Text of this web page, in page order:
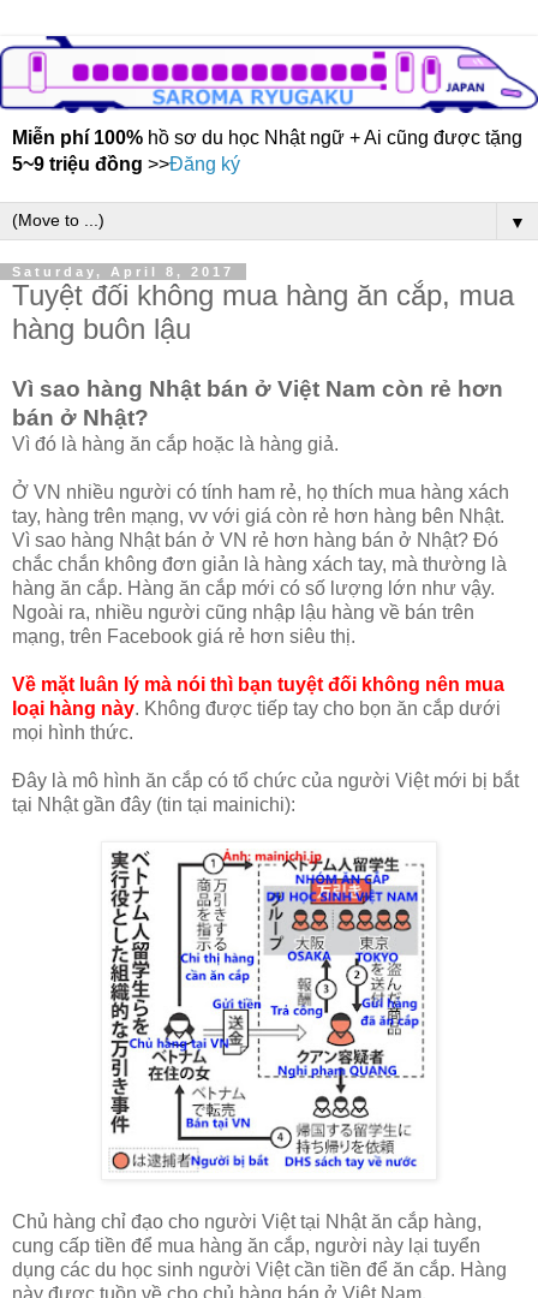
Miễn phí 100% hồ sơ du học Nhật ngữ + Ai cũng được tặng
5~9 triệu đồng >>Đăng ký
▼
Saturday, April 8, 2017
Tuyệt đối không mua hàng ăn cắp, mua
hàng buôn lậu
Vì sao hàng Nhật bán ở Việt Nam còn rẻ hơn
bán ở Nhật?
Vì đó là hàng ăn cắp hoặc là hàng giả.
Ở VN nhiều người có tính ham rẻ, họ thích mua hàng xách
tay, hàng trên mạng, vv với giá còn rẻ hơn hàng bên Nhật.
Vì sao hàng Nhật bán ở VN rẻ hơn hàng bán ở Nhật? Đó
chắc chắn không đơn giản là hàng xách tay, mà thường là
hàng ăn cắp. Hàng ăn cắp mới có số lượng lớn như vậy.
Ngoài ra, nhiều người cũng nhập lậu hàng về bán trên
mạng, trên Facebook giá rẻ hơn siêu thị.
Về mặt luân lý mà nói thì bạn tuyệt đối không nên mua
loại hàng này. Không được tiếp tay cho bọn ăn cắp dưới
mọi hình thức.
Đây là mô hình ăn cắp có tổ chức của người Việt mới bị bắt
tại Nhật gần đây (tin tại mainichi):
Chủ hàng chỉ đạo cho người Việt tại Nhật ăn cắp hàng,
cung cấp tiền để mua hàng ăn cắp, người này lại tuyển
dụng các du học sinh người Việt cần tiền để ăn cắp. Hàng